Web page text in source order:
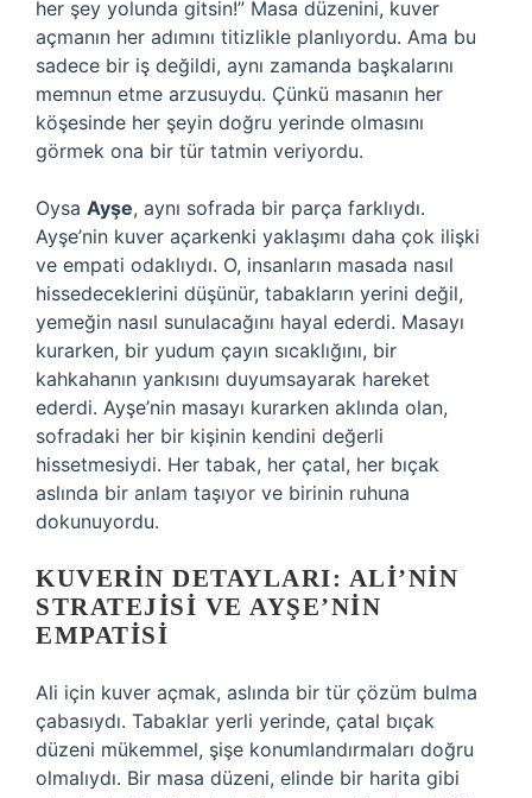
her şey yolunda gitsin!” Masa düzenini, kuver
açmanın her adımını titizlikle planlıyordu. Ama bu
sadece bir iş değildi, aynı zamanda başkalarını
memnun etme arzusuydu. Çünkü masanın her
köşesinde her şeyin doğru yerinde olmasını
görmek ona bir tür tatmin veriyordu.
Oysa Ayşe, aynı sofrada bir parça farklıydı.
Ayşe’nin kuver açarkenki yaklaşımı daha çok ilişki
ve empati odaklıydı. O, insanların masada nasıl
hissedeceklerini düşünür, tabakların yerini değil,
yemeğin nasıl sunulacağını hayal ederdi. Masayı
kurarken, bir yudum çayın sıcaklığını, bir
kahkahanın yankısını duyumsayarak hareket
ederdi. Ayşe’nin masayı kurarken aklında olan,
sofradaki her bir kişinin kendini değerli
hissetmesiydi. Her tabak, her çatal, her bıçak
aslında bir anlam taşıyor ve birinin ruhuna
dokunuyordu.
KUVERIN DETAYLARI: ALI’NIN
STRATEJISI VE AYŞE’NIN
EMPATISI
Ali için kuver açmak, aslında bir tür çözüm bulma
çabasıydı. Tabaklar yerli yerinde, çatal bıçak
düzeni mükemmel, şişe konumlandırmaları doğru
olmalıydı. Bir masa düzeni, elinde bir harita gibi